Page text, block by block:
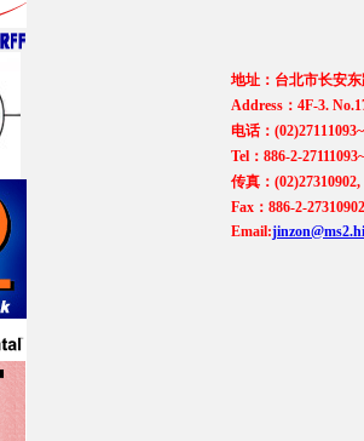
地址：台北市长安
Address：4F-3.
电话：
Tel：886-2-
传真：(02)27310902,
Fax：886-2-
Email: